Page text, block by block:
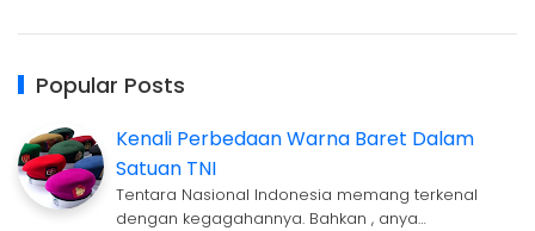
Popular Posts
Kenali Perbedaan Warna Baret Dalam
Satuan TNI
Tentara Nasional Indonesia memang terkenal
dengan kegagahannya. Bahkan , anya…